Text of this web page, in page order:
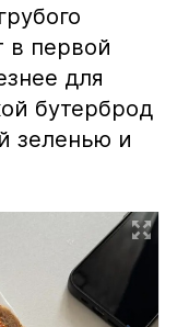
в первой
для
бутерброд
зеленью и